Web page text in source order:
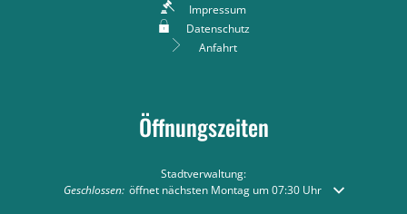
Impressum
Datenschutz
Anfahrt
Öffnungszeiten
Stadtverwaltung:
Klicken, um weitere Öffnungs- oder Schließzeiten auszublenden
Geschlossen: öffnet nächsten Montag um 07:30 Uhr